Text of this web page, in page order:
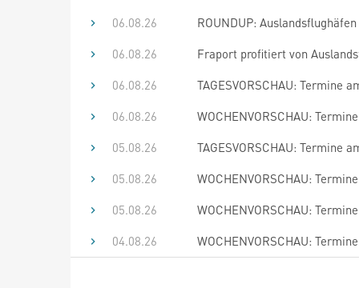
06.08.26
ROUNDUP:
06.08.26
Fraport profitiert von
06.08.26
TAGESVORSCHAU: Termine
06.08.26
WOCHENVORSCHAU:
05.08.26
TAGESVORSCHAU: Termine
05.08.26
WOCHENVORSCHAU:
05.08.26
WOCHENVORSCHAU:
04.08.26
WOCHENVORSCHAU: